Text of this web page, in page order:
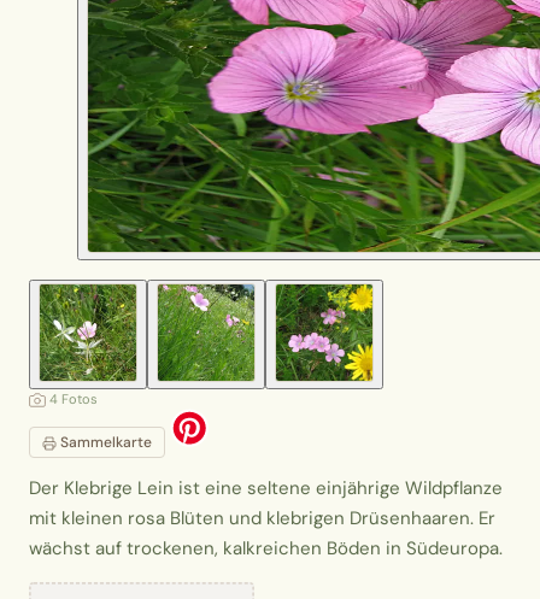
4 Fotos
Sammelkarte
Der Klebrige Lein ist eine seltene einjährige Wildpflanze
mit kleinen rosa Blüten und klebrigen Drüsenhaaren. Er
wächst auf trockenen, kalkreichen Böden in Südeuropa.